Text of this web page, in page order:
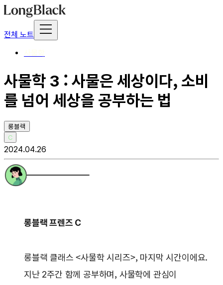
전체 노트
사물학
사물학 3 : 사물은 세상이다, 소비
를 넘어 세상을 공부하는 법
롱블랙
C
2024.04.26
롱블랙 프렌즈 C
롱블랙 클래스 <사물학 시리즈>, 마지막 시간이에요.
지난 2주간 함께 공부하며, 사물학에 관심이